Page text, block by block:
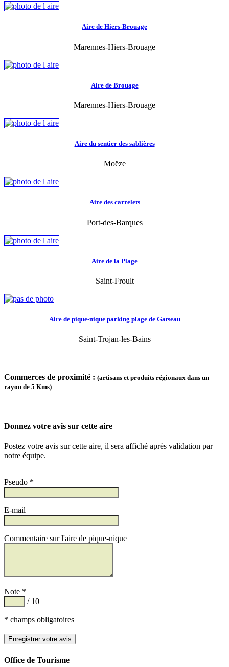
Aire de Hiers-Brouage
Marennes-Hiers-Brouage
Aire de Brouage
Marennes-Hiers-Brouage
Aire du sentier des sablières
Moëze
Aire des carrelets
Port-des-Barques
Aire de la Plage
Saint-Froult
Aire de pique-nique parking plage de Gatseau
Saint-Trojan-les-Bains
Commerces de proximité : (artisans et produits régionaux dans un
rayon de 5 Kms)
Donnez votre avis sur cette aire
Postez votre avis sur cette aire, il sera affiché après validation par
notre équipe.
Pseudo *
E-mail
Commentaire sur l'aire de pique-nique
Note *
/ 10
* champs obligatoires
Office de Tourisme